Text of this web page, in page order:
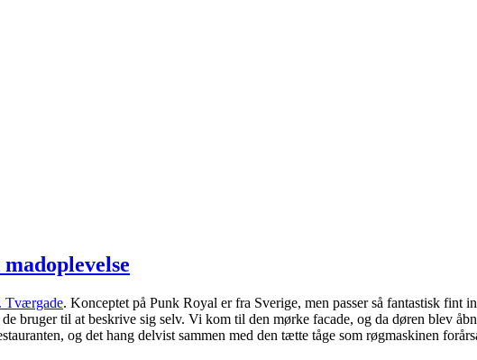
Tværgade. Konceptet på Punk Royal er fra Sverige, men passer så fantastisk fint
bruger til at beskrive sig selv. Vi kom til den mørke facade, og da døren blev
og det hang delvist sammen med den tætte tåge som røgmaskinen